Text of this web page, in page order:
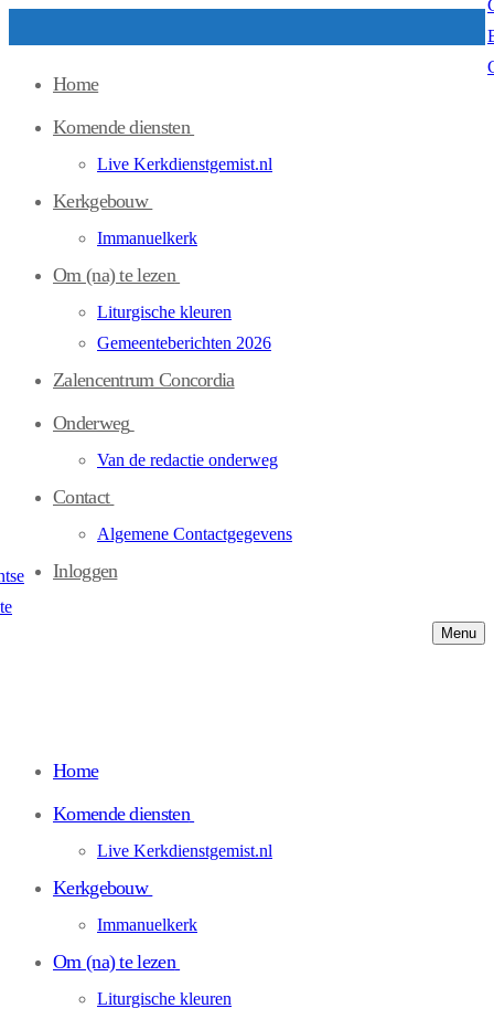
Home
Komende diensten
Live Kerkdienstgemist.nl
Kerkgebouw
Immanuelkerk
Om (na) te lezen
Liturgische kleuren
Gemeenteberichten 2026
Zalencentrum Concordia
Onderweg
Van de redactie onderweg
Contact
Algemene Contactgegevens
Inloggen
Menu
Home
Komende diensten
Live Kerkdienstgemist.nl
Kerkgebouw
Immanuelkerk
Om (na) te lezen
Liturgische kleuren